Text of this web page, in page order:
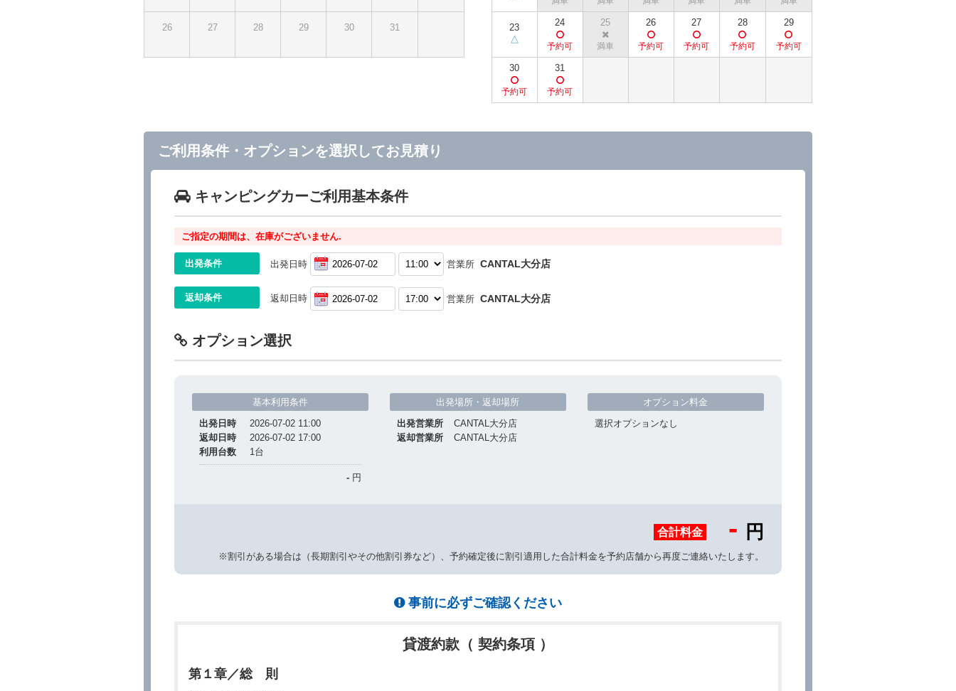
26 27 28 29 30 31 23 24 25 26 27 28 29
30 31
ご利用条件・オプションを選択してお見積り
キャンピングカーご利用基本条件
ご指定の期間は、在庫がございません.
出発条件 出発日時 営業所 CANTAL大分店
返却条件 返却日時 営業所 CANTAL大分店
オプション選択
基本利用条件
出発日時
2026-07-02 11:00
返却日時
2026-07-02 17:00
利用台数
1 台
- 円
出発場所・返却場所
出発営業所
CANTAL大分店
返却営業所
CANTAL大分店
オプション料金
選択オプションなし
合計料金 - 円
※割引がある場合は（長期割引やその他割引券など）、予約確定後に割引適用した合計料金を予約店舗から再度ご連絡いたします。
事前に必ずご確認ください
貸渡約款（ 契約条項 ）
第１章／総 則